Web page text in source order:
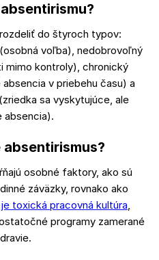
do štyroch typov:
voľba), nedobrovoľný
mimo kontroly), chronický
v priebehu času) a
sa vyskytujúce, ale
absencia).
osobné faktory, ako sú
záväzky, rovnako ako
toxická pracovná kultúra,
programy zamerané